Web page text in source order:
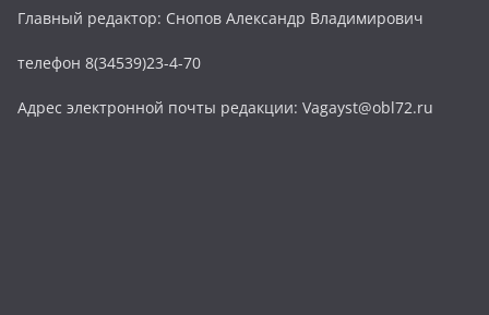
Главный редактор: Снопов Александр Владимирович
телефон 8(34539)23-4-70
Адрес электронной почты редакции: Vagayst@obl72.ru